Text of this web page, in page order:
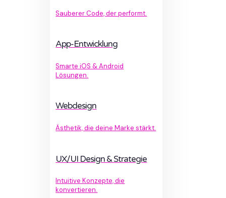
Sauberer Code, der performt.
App-Entwicklung
Smarte iOS & Android
Lösungen.
Webdesign
Ästhetik, die deine Marke stärkt.
UX/UI Design & Strategie
Intuitive Konzepte, die
konvertieren.